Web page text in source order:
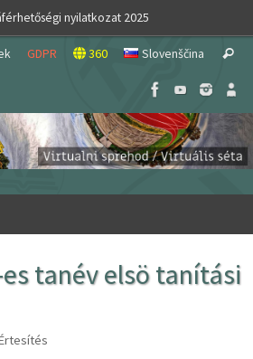
nyilatkozat 2025
GDPR 360 Slovenščina Search
tanév elsö tanítási